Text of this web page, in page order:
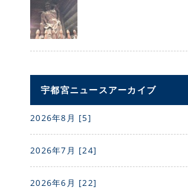
宇都宮ニュースアーカイブ
2026年8月 [5]
2026年7月 [24]
2026年6月 [22]